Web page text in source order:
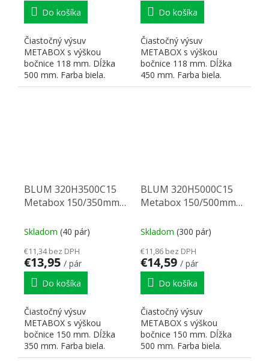
Do košíka
Čiastočný výsuv
METABOX s výškou
bočnice 118 mm. Dĺžka
500 mm. Farba biela.
Dynamická nosnosť 25 kg.
Do košíka
Čiastočný výsuv
METABOX s výškou
bočnice 118 mm. Dĺžka
450 mm. Farba biela.
Dynamická nosnosť 25 kg.
BLUM 320H3500C15
Metabox 150/350mm
Skladom (40 pár)
€11,34 bez DPH
€13,95 / pár
Do košíka
Čiastočný výsuv
METABOX s výškou
bočnice 150 mm. Dĺžka
350 mm. Farba biela.
Dynamická nosnosť 25 kg.
BLUM 320H5000C15
Metabox 150/500mm
Skladom (300 pár)
€11,86 bez DPH
€14,59 / pár
Do košíka
Čiastočný výsuv
METABOX s výškou
bočnice 150 mm. Dĺžka
500 mm. Farba biela.
Dynamická nosnosť 25 kg.